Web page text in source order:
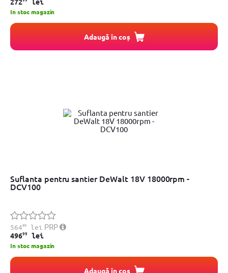
272 lei
In stoc magazin
Adaugă în coș
Suflanta pentru santier DeWalt 18V 18000rpm -
DCV100
56499lei PRP
49699 lei
In stoc magazin
Adaugă în coș